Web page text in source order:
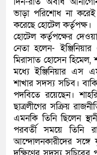
ভাড়া পরিশোধ না
করেছে হোটেল কর্তৃপক্ষ।
হোটেল কর্তৃপক্ষের
নেতা হলেন-
মিরাসাত হোসেন
মধ্যে ইঞ্জিনিয়ার এস
শাখার সদস্য সচিব।
পদবিতে রয়েছেন।
ছাত্রলীগের সক্রিয়
এমনকি তিনি ছিলেন
পরবর্তী সময়ে তিনি
আন্দোলনকারীদের